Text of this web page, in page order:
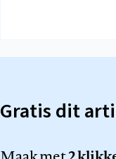
Gratis dit